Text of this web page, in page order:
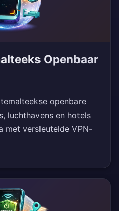
Openbaar
openbare
luchthavens en hotels
met versleutelde VPN-